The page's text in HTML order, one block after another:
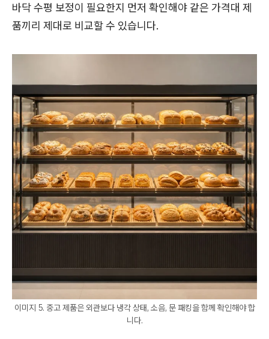
바닥 수평 보정이 필요한지 먼저 확인해야 같은 가격대 제
품끼리 제대로 비교할 수 있습니다.
이미지 5. 중고 제품은 외관보다 냉각 상태, 소음, 문 패킹을 함께 확인해야 합
니다.